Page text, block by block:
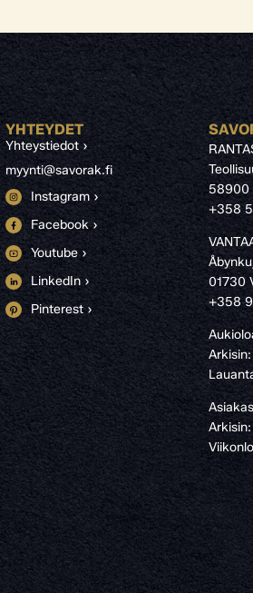
YHTEYDET
Yhteystiedot ›
myynti@savorak.fi
Instagram ›
Facebook ›
Youtube ›
LinkedIn ›
Pinterest ›
58900
+358
01730
+358